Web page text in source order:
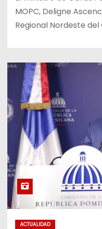
MOPC, Deligne
Regional Nordeste
ACTUALIDAD